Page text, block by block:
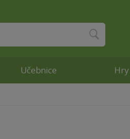
Učebnice Hry